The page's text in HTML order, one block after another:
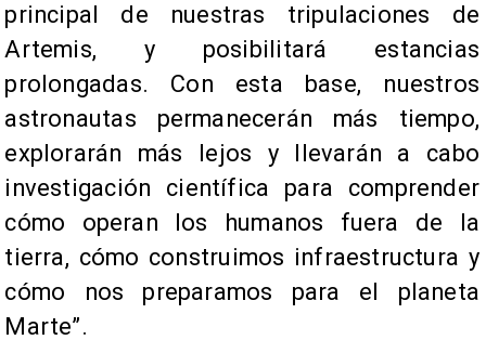
principal de nuestras tripulaciones de
Artemis, y posibilitará estancias
prolongadas. Con esta base, nuestros
astronautas permanecerán más tiempo,
explorarán más lejos y llevarán a cabo
investigación científica para comprender
cómo operan los humanos fuera de la
tierra, cómo construimos infraestructura y
cómo nos preparamos para el planeta
Marte”.